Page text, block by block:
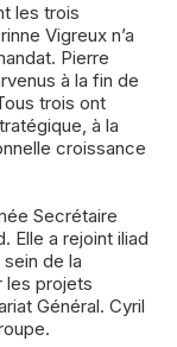
les trois
Vigreux n’a
Pierre
à la fin de
trois ont
à la
croissance
Secrétaire
Elle a rejoint iliad
de la
les projets
Général. Cyril